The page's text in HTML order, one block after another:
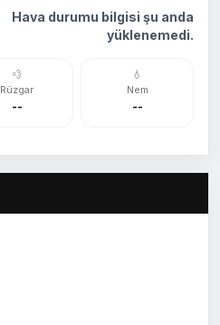
Hava durumu bilgisi şu anda
yüklenemedi.
💨
Rüzgar
--
💧
Nem
--